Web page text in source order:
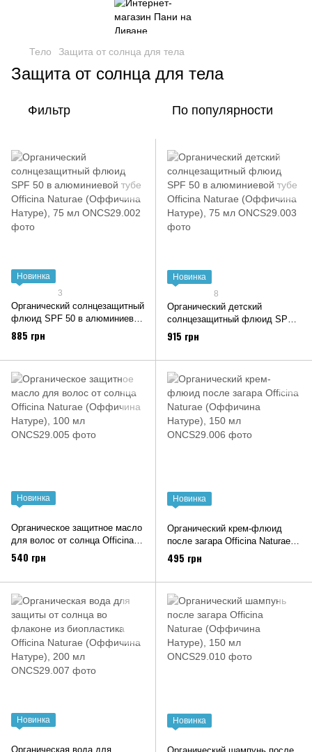
Тело Защита от солнца для тела
Защита от солнца для тела
Фильтр По популярности
Новинка
3
Органический солнцезащитный
флюид SPF 50 в алюминиевой
тубе Officina Naturae
(Оффичина Натуре), 75 мл
885 грн
Новинка
8
Органический детский
солнцезащитный флюид SPF
50 в алюминиевой тубе Officina
Naturae (Оффичина Натуре),
915 грн
Новинка
Органическое защитное масло
для волос от солнца Officina
Naturae (Оффичина Натуре),
100 мл
540 грн
Новинка
Органический крем-флюид
после загара Officina Naturae
(Оффичина Натуре), 150 мл
495 грн
Новинка
Органическая вода для
Новинка